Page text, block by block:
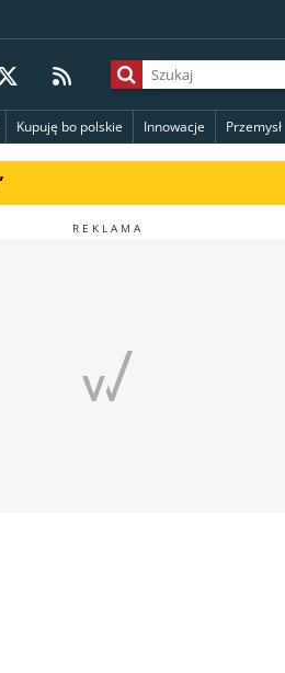
Kupuję bo polskie Innowacje Przemysł